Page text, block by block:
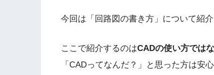
今回は「回路図の書き方」について紹介
ここで紹介するのはCADの使い方では
「CADってなんだ？」と思った方は安